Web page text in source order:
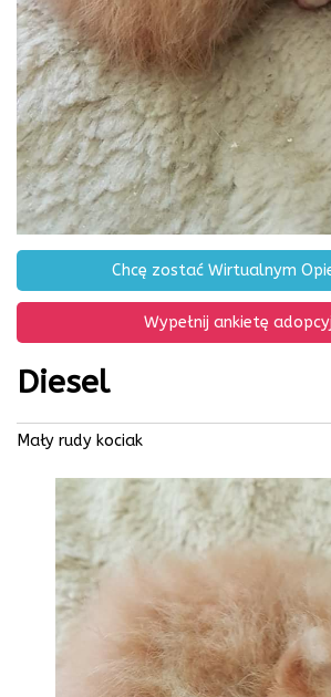
Chcę zostać Wirtualnym
Wypełnij ankietę
Diesel
Mały rudy kociak